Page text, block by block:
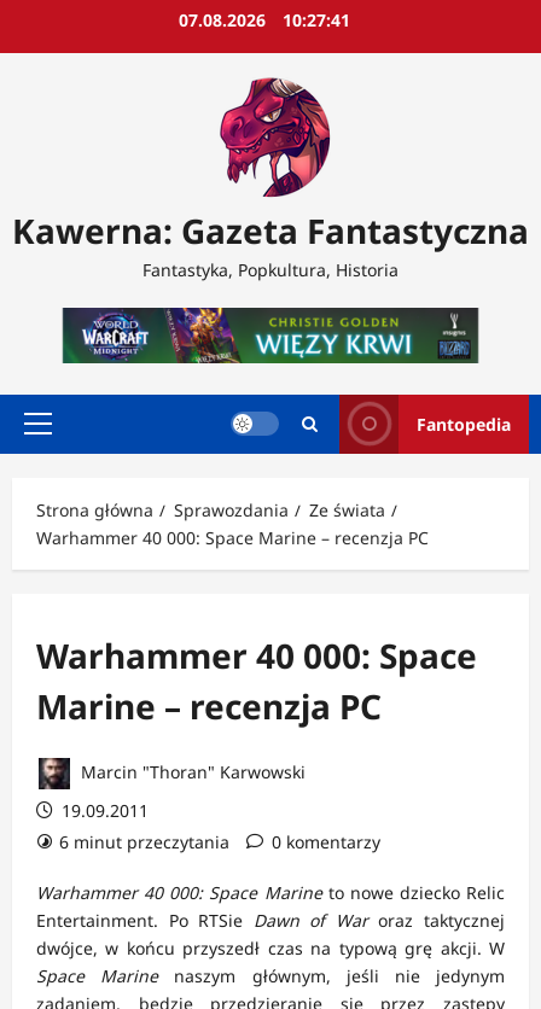
07.08.2026 10:27:43
Kawerna: Gazeta Fantastyczna
Fantastyka, Popkultura, Historia
Menu
Fantopedia
Strona główna Sprawozdania
Ze świata
Warhammer 40 000: Space Marine – recenzja PC
Warhammer 40 000: Space
Marine – recenzja PC
Marcin "Thoran" Karwowski
19.09.2011
6 minut przeczytania
0 komentarzy
Warhammer 40000: Space Marineto nowe dziecko Relic
Entertainment. Po RTSie Dawn of Waroraz taktycznej
dwójce, w końcu przyszedł czas na typową grę akcji. W
Space Marinenaszym głównym, jeśli nie jedynym
zadaniem, będzie przedzieranie się przez zastępy